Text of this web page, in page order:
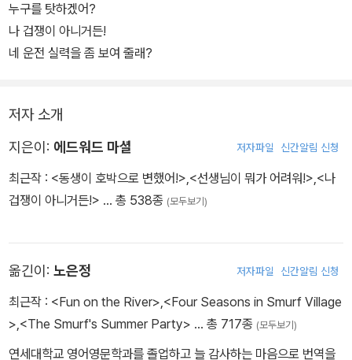
누구를 탓하겠어?
나 겁쟁이 아니거든!
네 운전 실력을 좀 보여 줄래?
저자 소개
지은이: 에드워드 마셜 저자파일 신간알림 신청
최근작 : <동생이 호박으로 변했어!>,<선생님이 뭐가 어려워!>,<나
겁쟁이 아니거든!> … 총 538종 (모두보기)
옮긴이: 노은정 저자파일 신간알림 신청
최근작 : <Fun on the River>,<Four Seasons in Smurf Village
>,<The Smurf's Summer Party> … 총 717종 (모두보기)
연세대학교 영어영문학과를 졸업하고 늘 감사하는 마음으로 번역을